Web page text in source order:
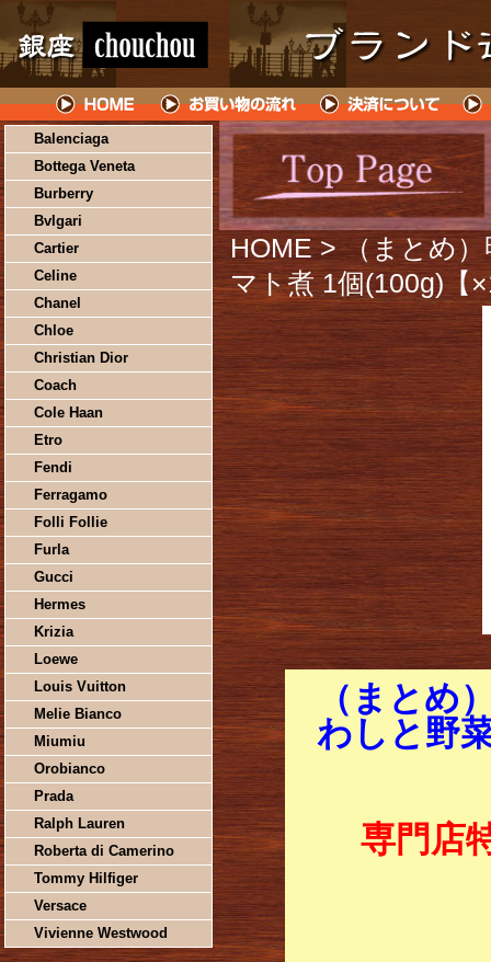
Balenciaga
Bottega Veneta
Burberry
Bvlgari
Cartier
Celine
Chanel
Chloe
Christian Dior
Coach
Cole Haan
Etro
Fendi
Ferragamo
Folli Follie
Furla
Gucci
Hermes
Krizia
Loewe
Louis Vuitton
Melie Bianco
Miumiu
Orobianco
Prada
Ralph Lauren
Roberta di Camerino
Tommy Hilfiger
Versace
Vivienne Westwood
HOME > （まとめ
マト煮 1個(100g)【
（まとめ
わしと野
専門店